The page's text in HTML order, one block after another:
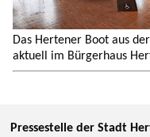
Das Hertener Boot aus
aktuell im Bürgerhaus
Pressestelle der Stadt